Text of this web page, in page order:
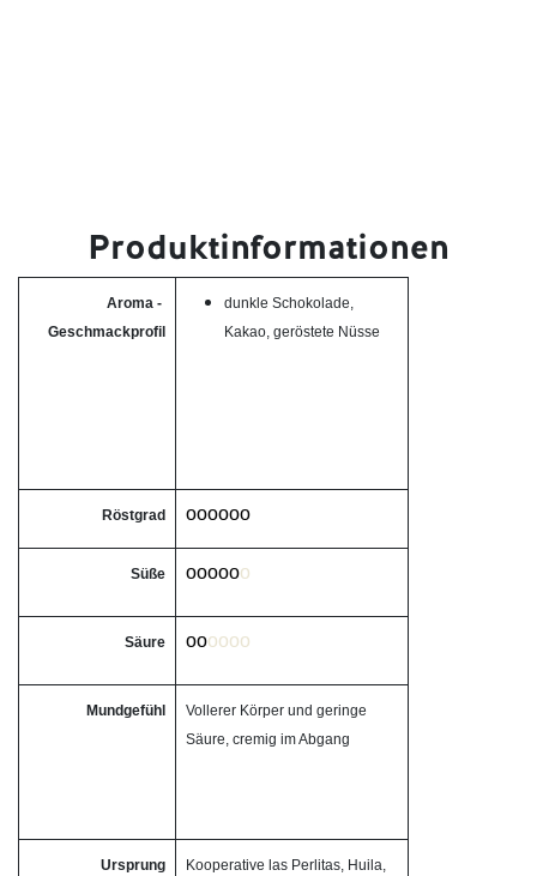
Produktinformationen
Aroma -
Geschmackprofil
dunkle Schokolade,
Kakao, geröstete Nüsse
Röstgrad oooooo
Süße oooooo
Säure oooooo
Mundgefühl
Vollerer Körper und geringe
Säure, cremig im Abgang
Ursprung
Kooperative las Perlitas, Huila,